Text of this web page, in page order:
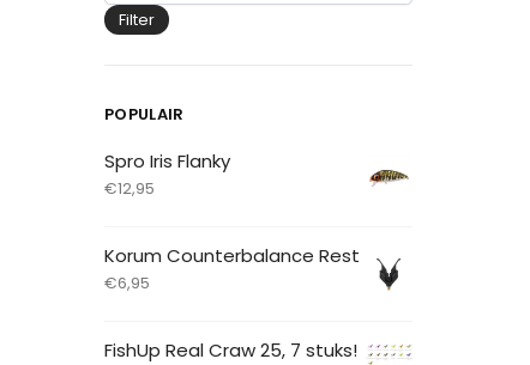
Filter
POPULAIR
Spro Iris Flanky
€12,95
Korum Counterbalance Rest
€6,95
FishUp Real Craw 25, 7 stuks!